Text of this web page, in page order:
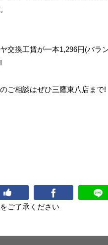
交換工賃が一本1,296円(バ
ご相談はぜひ三鷹東八店ま
ご了承ください